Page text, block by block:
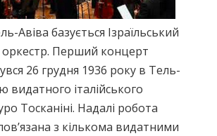
Авіва базується Ізраїльський
оркестр. Перший концерт
26 грудня 1936 року в Тель-
видатного італійського
Тосканіні. Надалі робота
з кількома видатними